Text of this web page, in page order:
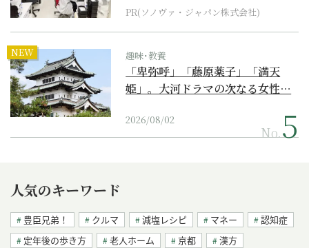
PR(ソノヴァ・ジャパン株式会社)
NEW 趣味･教養
「卑弥呼」「藤原薬子」「満天
姫」。大河ドラマの次なる女性…
2026/08/02
No.
人気のキーワード
豊臣兄弟！ クルマ 減塩レシピ マネー
認知症
定年後の歩き方
老人ホーム 京都 漢方